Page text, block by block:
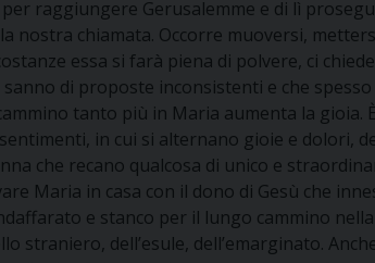
raggiungere Gerusalemme e di lì
chiamata. Occorre muoversi,
essa si farà piena di polvere, ci
di proposte inconsistenti e che
tanto più in Maria aumenta la gioia.
in cui si alternano gioie e dolori,
che recano qualcosa di unico e
Maria in casa con il dono di Gesù che
e stanco per il lungo cammino
straniero, dell’esule, dell’emarginato.